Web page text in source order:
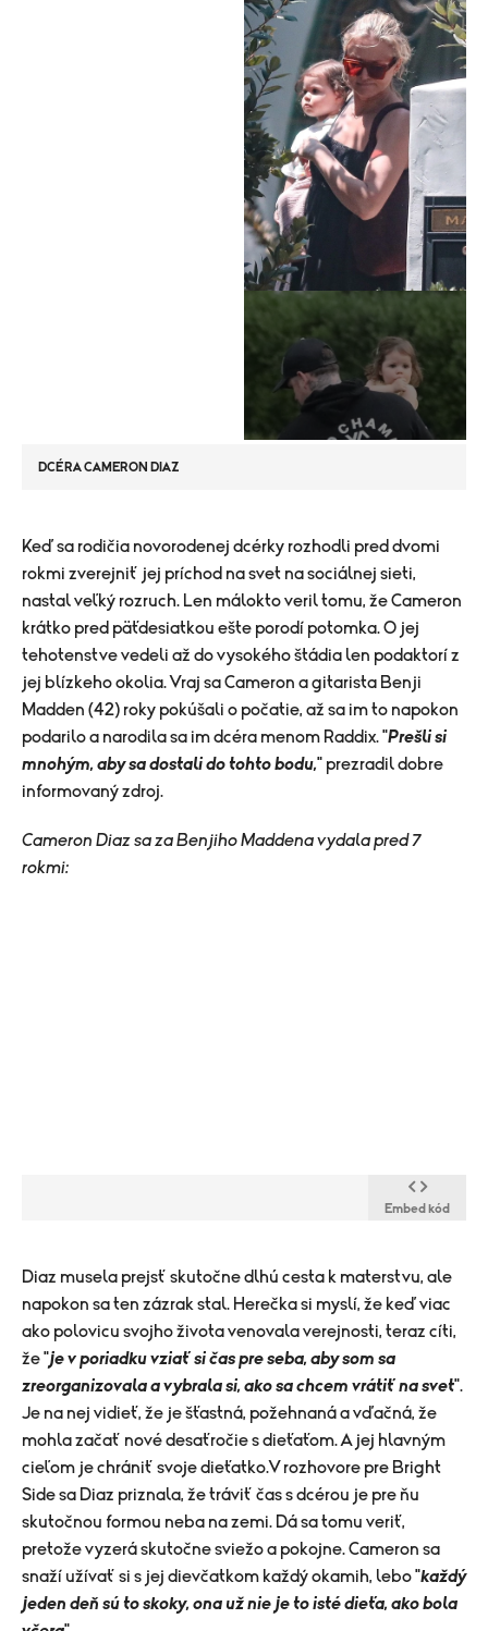
DCÉRA CAMERON DIAZ
Keď sa rodičia novorodenej dcérky rozhodli pred dvomi
rokmi zverejniť jej príchod na svet na sociálnej sieti,
nastal veľký rozruch. Len málokto veril tomu, že Cameron
krátko pred päťdesiatkou ešte porodí potomka. O jej
tehotenstve vedeli až do vysokého štádia len podaktorí z
jej blízkeho okolia. Vraj sa Cameron a gitarista Benji
Madden (42) roky pokúšali o počatie, až sa im to napokon
podarilo a narodila sa im dcéra menom Raddix. "Prešli si
mnohým, aby sa dostali do tohto bodu," prezradil dobre
informovaný zdroj.
Cameron Diaz sa za Benjiho Maddena vydala pred 7
rokmi:
Embed kód
​Diaz musela prejsť skutočne dlhú cesta k materstvu, ale
napokon sa ten zázrak stal. Herečka si myslí, že keď viac
ako polovicu svojho života venovala verejnosti, teraz cíti,
že "je v poriadku vziať si čas pre seba, aby som sa
zreorganizovala a vybrala si, ako sa chcem vrátiť na svet".
Je na nej vidieť, že je šťastná, požehnaná a vďačná, že
mohla začať nové desaťročie s dieťaťom. A jej hlavným
cieľom je chrániť svoje dieťatko.V rozhovore pre Bright
Side sa Diaz priznala, že tráviť čas s dcérou je pre ňu
skutočnou formou neba na zemi. Dá sa tomu veriť,
pretože vyzerá skutočne sviežo a pokojne. Cameron sa
snaží užívať si s jej dievčatkom každý okamih, lebo "každý
jeden deň sú to skoky, ona už nie je to isté dieťa, ako bola